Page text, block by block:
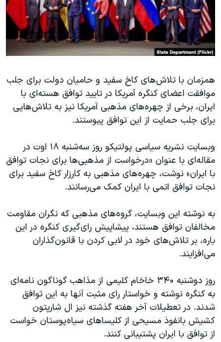
فرهنگ و زندگی
حقوق شهروندی
اقتصادی
اسرائیل در جنگ
گالری عکس
آرشیو پخش زنده
مستندها
انتخابات ریاست جمهوری آمریکا ۲۰۲۴
حمله جمهوری اسلامی به اسرائیل
ورزش زنان در ایران
اعتراضات زن، زندگی، آزادی
مجموعه مستندهای دادخواهی
دادگاه حمید نوری
چهل سال گروگان‌گیری
قانون شفافیت دارائی کادر رهبری ایران
اسرائیل در جنگ
نرگس محمدی برنده جایزه نوبل صلح
همایش محافظه‌کاران آمریکا «سی‌پک»
صفحه‌های ویژه
سفر پرزیدنت ترامپ به چین
دنبال کنید
زبانهای مختلف
همزمان با تلاش‌های کاخ سفید و حامیان دولت برای جلب
موافقت اعضای کنگره آمریکا در تایید توافق هسته‌ای با
ایران، برخی از چهره‌های مذهبی آمریکا نیز به تلاش‌هایی
برای جلب حمایت از این توافق پیوستند.
وبسایت نشریه سیاسی پولتیکو روز سه‌شنبه ۱۸ اوت در
مقاله‌ای با عنوان «درخواست از مذهبی‌ها برای نجات توافق‌
با ايران» نوشت، چهره‌های مذهبی به کارزار کاخ سفيد برای
نجات توافق اتمی با ايران کمک می‌رسانند.
به نوشته این وبسایت، گروه‌های مذهبی که نگران مقاومت
مخالفان توافق هستند، پيشاپيش رای‌گيری کنگره در اين
باره، بر تلاش‌های خود در لابی‌ کردن با قانون‌گذاران
می‌افزايند.
روز دوشنبه ۳۴۰ خاخام کليمی از مذاهب گوناگون نامه‌ای
به کنگره نوشته و خواستار رای مثبت آنها به اين توافق
شدند. در تعطيلات آخر هفته گذشته نیز ال شارپتون
کشيش بانفوذ مسيحی از کليساهای سياه‌پوستان خواست
از توافق با ايران پشتيبانی کنند.